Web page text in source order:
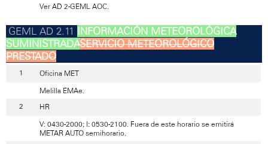
Ver AD 2-GEML AOC.
INFORMACIÓN METEOROLÓGICA
SUMINISTRADASERVICIO METEOROLÓGICO
PRESTADO
Oficina MET
Melilla EMAe.
HR
V: 0430-2000; I: 0530-2100. Fuera de este horario se emitirá
METAR AUTO semihorario.